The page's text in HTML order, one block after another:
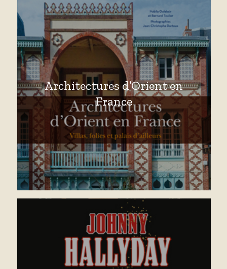
Architectures d’Orient en
France